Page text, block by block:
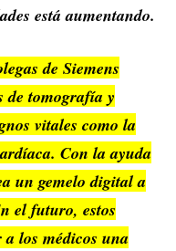
está aumentando.
de Siemens
de tomografía y
vitales como la
Con la ayuda
un gemelo digital a
el futuro, estos
los médicos una